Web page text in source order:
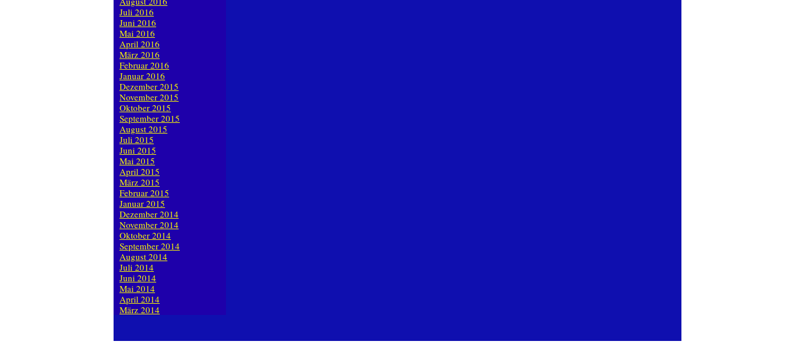
Juli 2016
Juni 2016
Mai 2016
April 2016
März 2016
Februar 2016
Januar 2016
Dezember 2015
November 2015
Oktober 2015
September 2015
August 2015
Juli 2015
Juni 2015
Mai 2015
April 2015
März 2015
Februar 2015
Januar 2015
Dezember 2014
November 2014
Oktober 2014
September 2014
August 2014
Juli 2014
Juni 2014
Mai 2014
April 2014
März 2014